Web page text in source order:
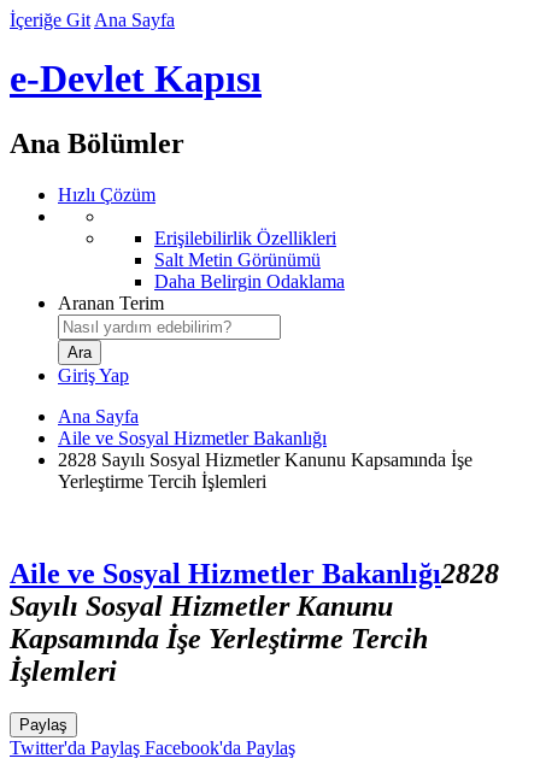
İçeriğe Git Ana Sayfa
e-Devlet Kapısı
Ana Bölümler
Hızlı Çözüm
Erişilebilirlik Özellikleri
Salt Metin Görünümü
Daha Belirgin Odaklama
Aranan Terim
Giriş Yap
Ana Sayfa
Aile ve Sosyal Hizmetler Bakanlığı
2828 Sayılı Sosyal Hizmetler Kanunu Kapsamında İşe
Yerleştirme Tercih İşlemleri
Aile ve Sosyal Hizmetler Bakanlığı2828
Sayılı Sosyal Hizmetler Kanunu
Kapsamında İşe Yerleştirme Tercih
İşlemleri
Paylaş
Twitter'da Paylaş Facebook'da Paylaş